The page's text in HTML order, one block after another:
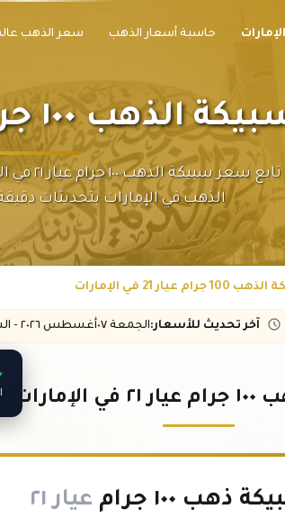
حاسبة أسعار الذهب سعر الذهب
١٠٠ جرام عيار ٢١ في الإمارات
تابع
الذهب في الإمارات بتحديثات
عيار 21 في الإمارات
آخر تحديث للأسعار:الجمعة ٠٧ أغسطس ٢٠٢٦ -
١٠٠ جرام عيار ٢١